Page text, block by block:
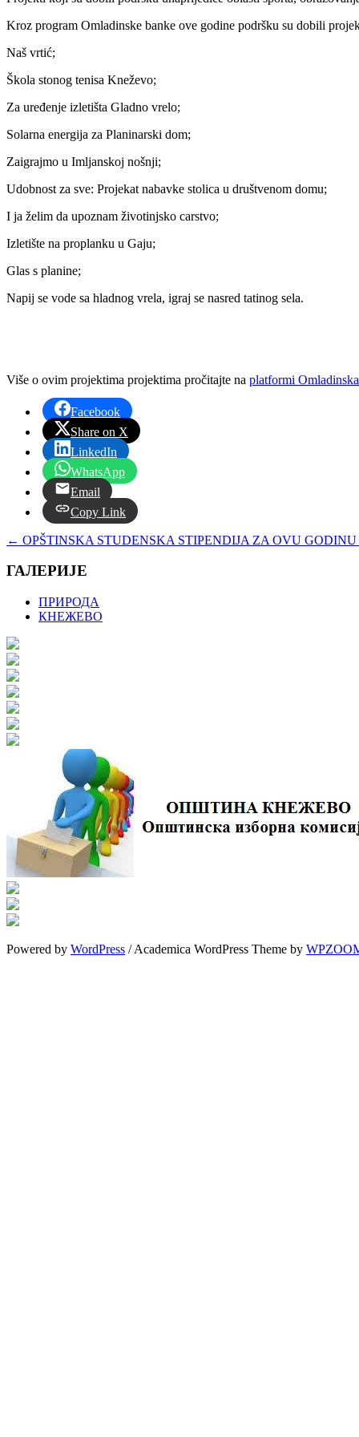
Kroz program Omladinske banke ove godine podršku su dobili
Naš vrtić;
Škola stonog tenisa Kneževo;
Za uređenje izletišta Gladno vrelo;
Solarna energija za Planinarski dom;
Zaigrajmo u Imljanskoj nošnji;
Udobnost za sve: Projekat nabavke stolica u društvenom domu;
I ja želim da upoznam životinjsko carstvo;
Izletište na proplanku u Gaju;
Glas s planine;
Napij se vode sa hladnog vrela, igraj se nasred tatinog sela.
Više o ovim projektima projektima pročitajte na platformi
Facebook
Share on X
LinkedIn
WhatsApp
Email
Copy Link
← OPŠTINSKA STUDENSKA STIPENDIJA ZA OVU
ГАЛЕРИЈЕ
ПРИРОДА
КНЕЖЕВО
Powered by WordPress / Academica WordPress Theme by